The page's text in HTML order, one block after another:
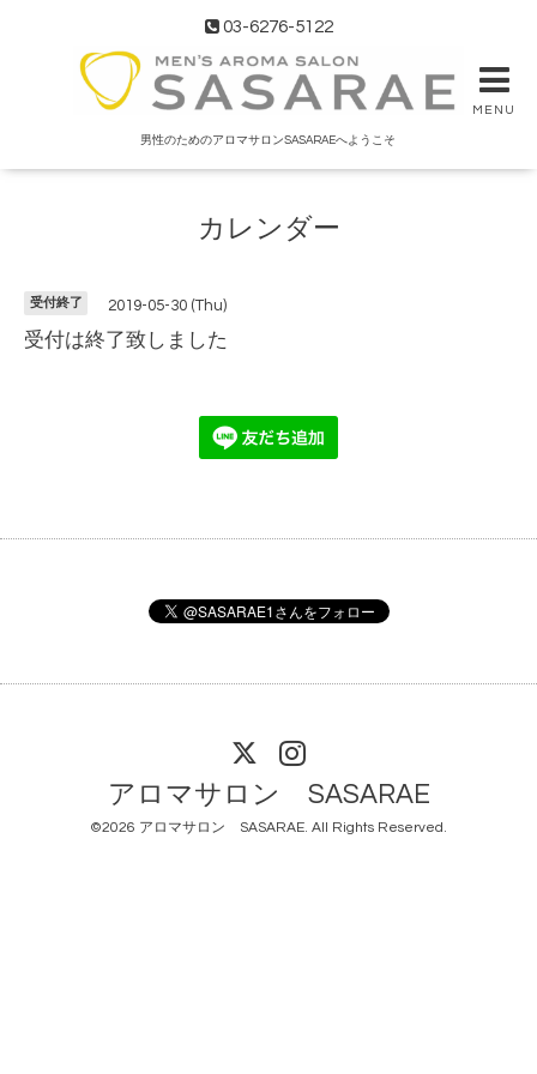
03-6276-5122
MENU
男性のためのアロマサロンSASARAEへようこそ
カレンダー
受付終了 2019-05-30 (Thu)
受付は終了致しました
アロマサロン SASARAE
©2026 アロマサロン SASARAE. All Rights Reserved.